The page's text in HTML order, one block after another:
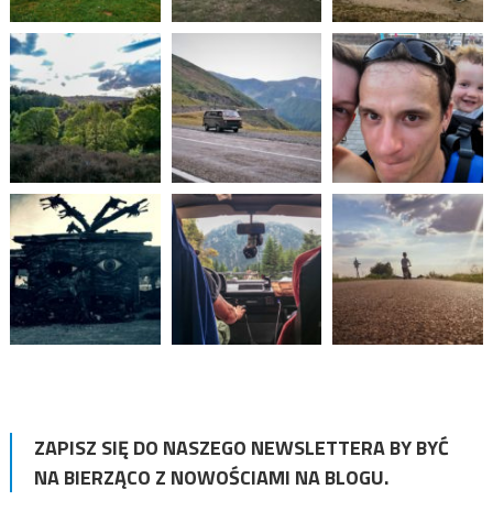
ZAPISZ SIĘ DO NASZEGO NEWSLETTERA BY BYĆ
NA BIERZĄCO Z NOWOŚCIAMI NA BLOGU.